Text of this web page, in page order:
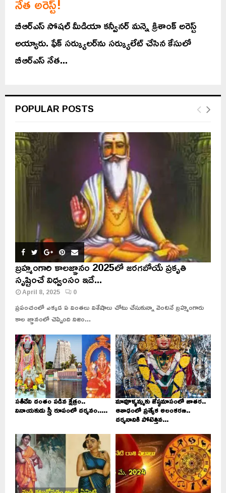
బీఆర్ఎస్ సోషల్ మీడియా కన్వీనర్ మన్నె క్రిశాంక్ అరెస్ట్
అయ్యారు. ఫేక్ సర్క్యులర్‌ను సర్క్యులేట్ చేసిన కేసులో
బీఆర్ఎస్ నేత...
POPULAR POSTS
బ్రహ్మంగారి కాలజ్ఞానం 2025లో జరగబోయే ప్రకృతి
సృష్టించే విధ్వంసం ఇదే...
April 8, 2025 0
ప్రపంచంలో ఎక్కడ ఏ వింతలు విశేషాలు చోటు చేసుకున్నా వెంటనే బ్రహ్మంగారు
కాల జ్ఞానంలో చెప్పింది నిజం...
సతీదేవి దంతం పడిన క్షేత్రం..
వినాయకుడు స్త్రీ రూపంలో దర్శనం.....
మావూళ్ళమ్మకు జేష్ఠమాసంలో జాతర..
ఆశాఢంలో ప్రత్యేక అలంకరణ..
దర్శనానికి పోటెత్తిన...